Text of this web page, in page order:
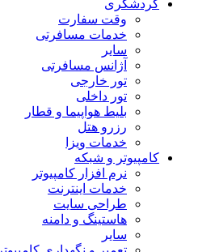
گردشگری
وقت سفارت
خدمات مسافرتی
سایر
آژانس مسافرتی
تور خارجی
تور داخلی
بلیط هواپیما و قطار
رزرو هتل
خدمات ویزا
کامپیوتر و شبکه
نرم افزار کامپیوتر
خدمات اینترنت
طراحی سایت
هاستینگ و دامنه
سایر